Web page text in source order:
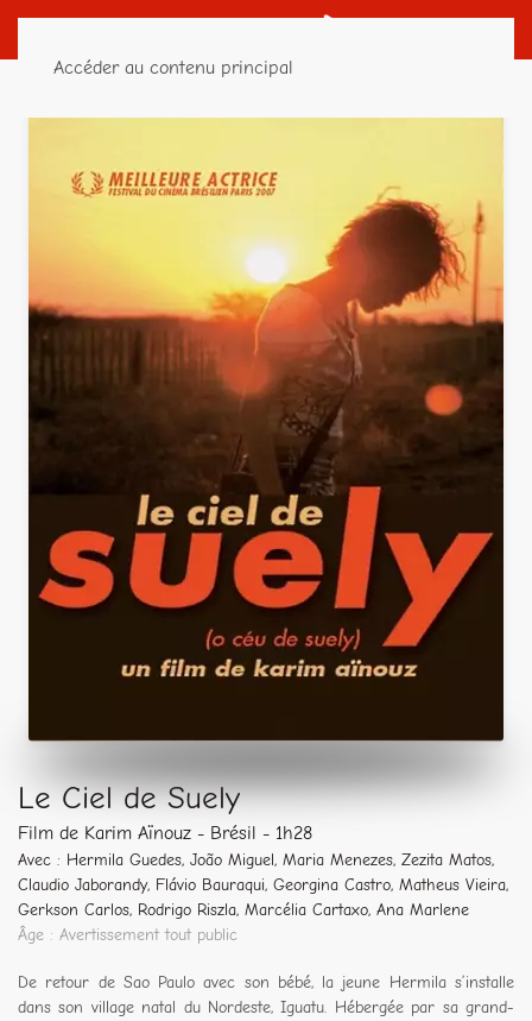
Accéder au contenu principal
Le Ciel de Suely
Film de Karim Aïnouz - Brésil - 1h28
Avec : Hermila Guedes, João Miguel, Maria Menezes, Zezita Matos,
Claudio Jaborandy, Flávio Bauraqui, Georgina Castro, Matheus Vieira,
Gerkson Carlos, Rodrigo Riszla, Marcélia Cartaxo, Ana Marlene
Âge : Avertissement tout public
De retour de Sao Paulo avec son bébé, la jeune Hermila s’installe
dans son village natal du Nordeste, Iguatu. Hébergée par sa grand-